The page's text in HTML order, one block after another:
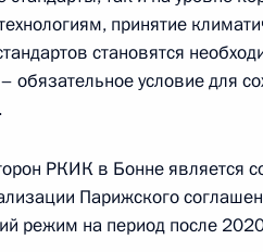
законодательства
компании
принятие
становятся
условие для
РКИК в Бонне является
Парижского
режим на период после